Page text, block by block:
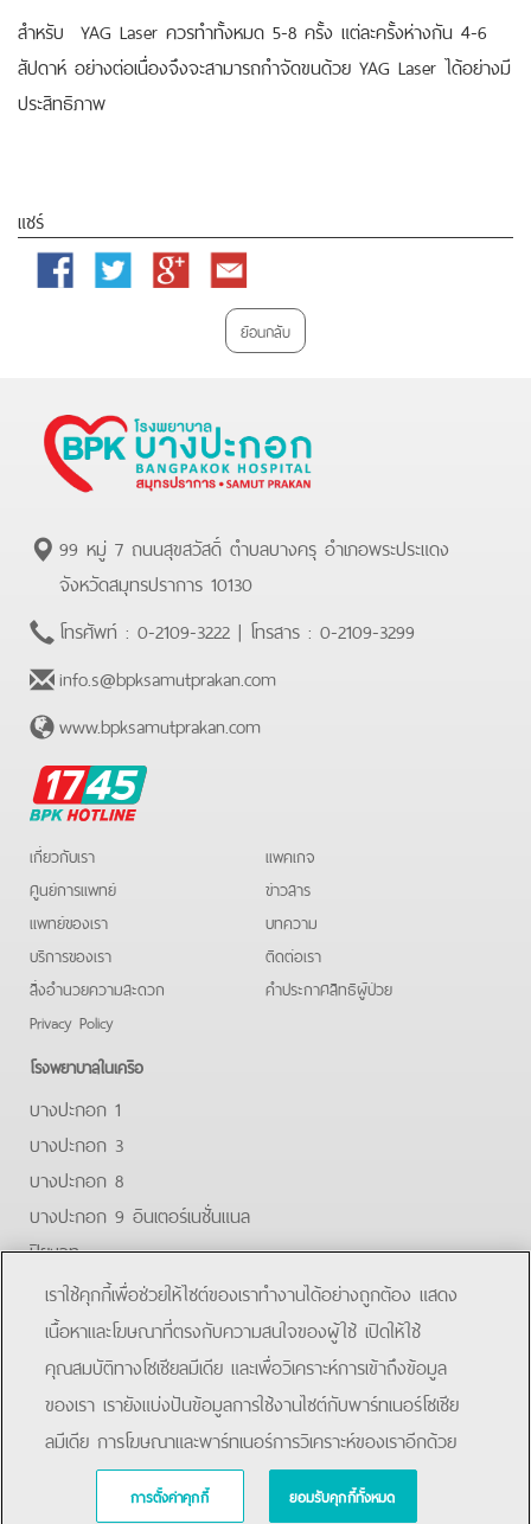
สำหรับ YAG Laser ควรทำทั้งหมด 5-8 ครั้ง แต่ละครั้งห่างกัน 4-6
สัปดาห์ อย่างต่อเนื่องจึงจะสามารถกำจัดขนด้วย YAG Laser ได้อย่างมี
ประสิทธิภาพ
แชร์
Facebook Twitter
Google
Email
ย้อนกลับ
99 หมู่ 7 ถนนสุขสวัสดิ์ ตำบลบางครุ อำเภอพระประแดง
จังหวัดสมุทรปราการ 10130
โทรศัพท์ : 0-2109-3222 | โทรสาร : 0-2109-3299
info.s@bpksamutprakan.com
www.bpksamutprakan.com
BPK
Hotline
เกี่ยวกับเรา
ศูนย์การแพทย์
แพทย์ของเรา
บริการของเรา
สิ่งอำนวยความสะดวก
Privacy Policy
แพคเกจ
ข่าวสาร
บทความ
ติดต่อเรา
คําประกาศสิทธิผู้ป่วย
โรงพยาบาลในเครือ
บางปะกอก 1
บางปะกอก 3
บางปะกอก 8
บางปะกอก 9 อินเตอร์เนชั่นแนล
ปิยะเวท
บางปะกอก-รังสิต 2
บางปะกอกสมุทรปราการ
FacebookLine
Copyright © 2019 Bangpakok Hospital All rights reserved.
เราใช้คุกกี้เพื่อช่วยให้ไซต์ของเราทำงานได้อย่างถูกต้อง แสดง
เนื้อหาและโฆษณาที่ตรงกับความสนใจของผู้ใช้ เปิดให้ใช้
คุณสมบัติทางโซเชียลมีเดีย และเพื่อวิเคราะห์การเข้าถึงข้อมูล
ของเรา เรายังแบ่งปันข้อมูลการใช้งานไซต์กับพาร์ทเนอร์โซเชีย
ลมีเดีย การโฆษณาและพาร์ทเนอร์การวิเคราะห์ของเราอีกด้วย
การตั้งค่าคุกกี้ ยอมรับคุกกี้ทั้งหมด